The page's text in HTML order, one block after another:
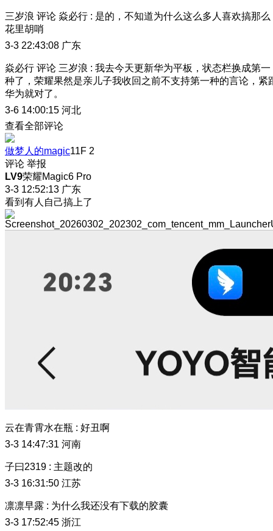
三岁浪 评论 焱必行 : 是的，不知道为什么这么多人喜欢搞那么
花里胡哨
3-3 22:43:08 广东
焱必行 评论 三岁浪 : 我去今天更新华为平板，状态栏换成第一
种了，荣耀果然是亲儿子我收回之前不支持第一种的言论，紧
华为就对了。
3-6 14:00:15 河北
查看全部评论
做梦人的magic11F 2
评论 举报
LV9荣耀Magic6 Pro
3-3 12:52:13 广东
看到有人自己搞上了
云在青霄水在瓶 : 好丑啊
3-3 14:47:31 河南
子曰2319 : 主题改的
3-3 16:31:50 江苏
凛凛早露 : 为什么我还没有下载的胶囊
3-3 17:52:45 浙江